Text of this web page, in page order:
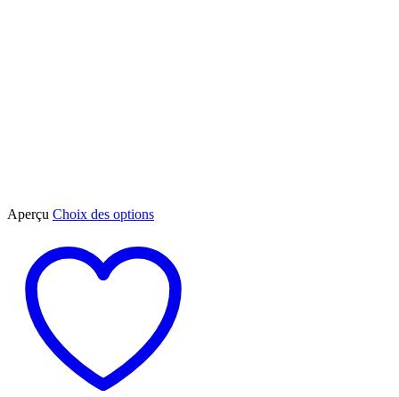
Aperçu Choix des optionsCe
plusieurs
variations.
Les
options
peuvent
être
choisies